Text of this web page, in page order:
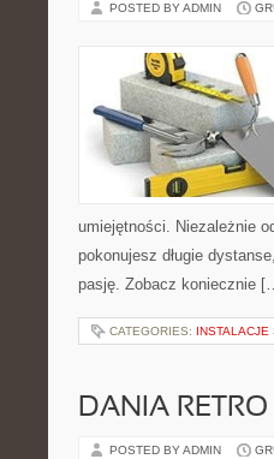
POSTED BY ADMIN
umiejętności. Niezależnie
pokonujesz długie
pasję. Zobacz koniecznie
CATEGORIES: INSTALACJE
DANIA
POSTED BY ADMIN